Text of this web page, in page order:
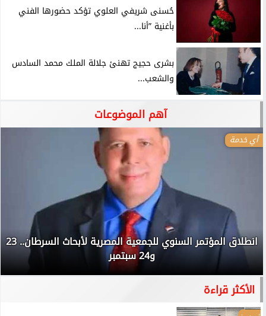
حُسنى شريفي العلوي تؤكد حضورها الفني
بأغنية ”أنا...
بشرى حجيج تهنئ جلالة الملك محمد السادس
والشعب...
آهم الموضوعات
أي خدمة
انطلاق المؤتمر السنوي للجمعية المصرية لأبحاث السرطان.. 23
و24 سبتمبر
الأكثر قراءة